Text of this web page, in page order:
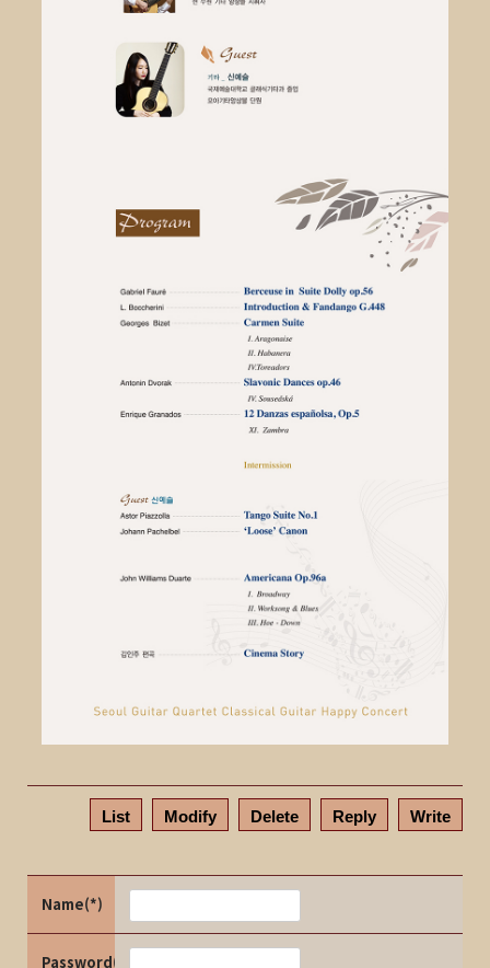
List Modify Delete Reply Write
Name(*)
Password(*)